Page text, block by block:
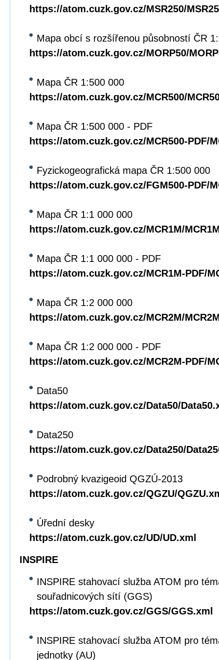
https://atom.cuzk.gov.cz/MSR250/
Mapa obcí s rozšířenou působností ČR
https://atom.cuzk.gov.cz/MORP50/
Mapa ČR 1:500 000
https://atom.cuzk.gov.cz/MCR500/
Mapa ČR 1:500 000 - PDF
https://atom.cuzk.gov.cz/MCR500-PDF/
Fyzickogeografická mapa ČR 1:500 000
https://atom.cuzk.gov.cz/FGM500-PDF/
Mapa ČR 1:1 000 000
https://atom.cuzk.gov.cz/MCR1M/
Mapa ČR 1:1 000 000 - PDF
https://atom.cuzk.gov.cz/MCR1M-PDF/
Mapa ČR 1:2 000 000
https://atom.cuzk.gov.cz/MCR2M/
Mapa ČR 1:2 000 000 - PDF
https://atom.cuzk.gov.cz/MCR2M-PDF/
Data50
https://atom.cuzk.gov.cz/Data50/
Data250
https://atom.cuzk.gov.cz/Data250/
Podrobný kvazigeoid QGZÚ-2013
https://atom.cuzk.gov.cz/QGZU/
Úřední desky
https://atom.cuzk.gov.cz/UD/UD.xml
INSPIRE
INSPIRE stahovací služba ATOM pro
souřadnicových sítí (GGS)
https://atom.cuzk.gov.cz/GGS/GGS.xml
INSPIRE stahovací služba ATOM pro
jednotky (AU)